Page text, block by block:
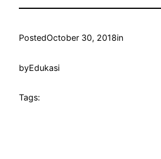
PostedOctober 30, 2018in
byEdukasi
Tags: